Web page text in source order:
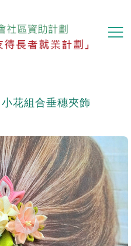
主
內
小花組合垂穗夾飾